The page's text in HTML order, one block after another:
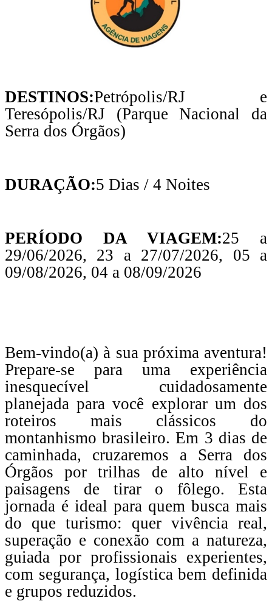
DESTINOS:Petrópolis/RJ e
Teresópolis/RJ (Parque Nacional da
Serra dos Órgãos)
DURAÇÃO:5 Dias / 4 Noites
PERÍODO DA VIAGEM:25 a
29/06/2026, 23 a 27/07/2026, 05 a
09/08/2026, 04 a 08/09/2026
Bem-vindo(a) à sua próxima aventura!
Prepare-se para uma experiência
inesquecível cuidadosamente
planejada para você explorar um dos
roteiros mais clássicos do
montanhismo brasileiro. Em 3 dias de
caminhada, cruzaremos a Serra dos
Órgãos por trilhas de alto nível e
paisagens de tirar o fôlego. Esta
jornada é ideal para quem busca mais
do que turismo: quer vivência real,
superação e conexão com a natureza,
guiada por profissionais experientes,
com segurança, logística bem definida
e grupos reduzidos.